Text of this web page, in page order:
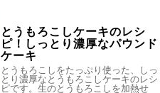
とうもろこしケーキのレシ
ピ！しっとり濃厚なパウンド
ケーキ
とうもろこしをたっぷり使った、しっ
とり濃厚なとうもろこしケーキのレシ
ピです。生のとうもろこしを加熱せ